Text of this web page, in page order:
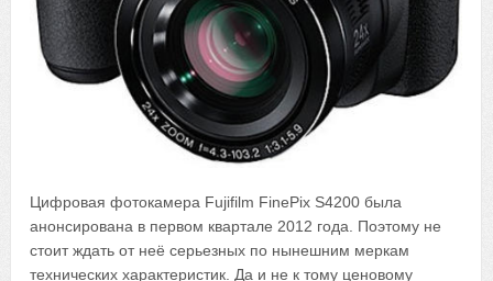
Цифровая фотокамера Fujifilm FinePix S4200 была
анонсирована в первом квартале 2012 года. Поэтому не
стоит ждать от неё серьезных по нынешним меркам
технических характеристик. Да и не к тому ценовому